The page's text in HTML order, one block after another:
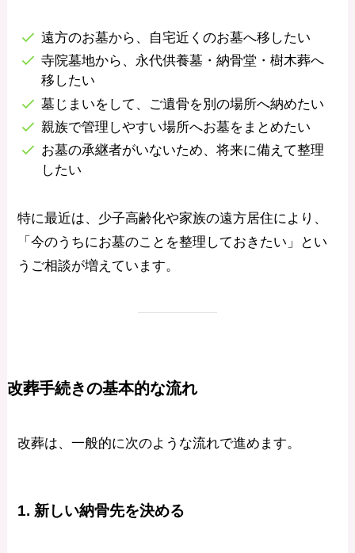
遠方のお墓から、自宅近くのお墓へ移したい
寺院墓地から、永代供養墓・納骨堂・樹木葬へ
移したい
墓じまいをして、ご遺骨を別の場所へ納めたい
親族で管理しやすい場所へお墓をまとめたい
お墓の承継者がいないため、将来に備えて整理
したい
特に最近は、少子高齢化や家族の遠方居住により、
「今のうちにお墓のことを整理しておきたい」とい
うご相談が増えています。
改葬手続きの基本的な流れ
改葬は、一般的に次のような流れで進めます。
1. 新しい納骨先を決める